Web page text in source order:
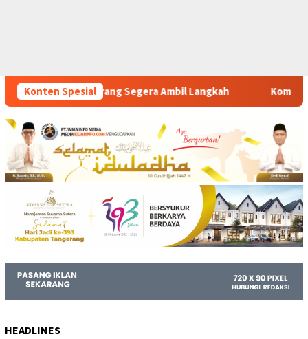
Konten Spesial
Ambil Langkah Komitmen Polsek Tigaraksa Tindak
HEADLINES